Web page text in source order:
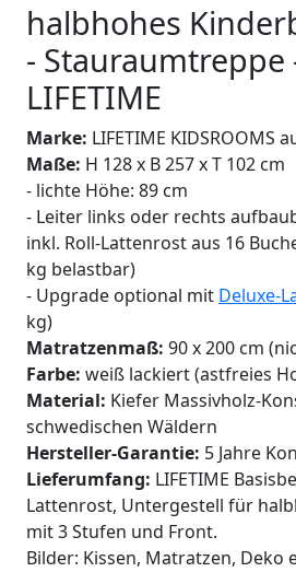
halbhohes
- Stauraumtreppe
LIFETIME
Marke: LIFETIME KIDSROOMS
Maße: H 128 x B 257 x T 102 cm
- lichte Höhe: 89 cm
- Leiter links oder rechts
inkl. Roll-Lattenrost aus 16
kg belastbar)
- Upgrade optional mit Deluxe-
kg)
Matratzenmaß: 90 x 200 cm
Farbe: weiß lackiert (astfreies
Material: Kiefer Massivholz-
schwedischen Wäldern
Hersteller-Garantie: 5 Jahre
Lieferumfang: LIFETIME
Lattenrost, Untergestell für
mit 3 Stufen und Front.
Bilder: Kissen, Matratzen, Deko